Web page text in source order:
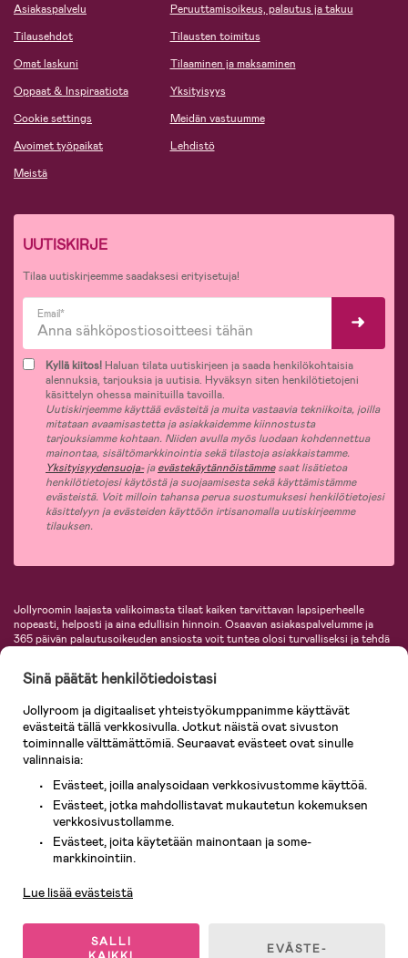
Asiakaspalvelu
Tilausehdot
Omat laskuni
Oppaat & Inspiraatiota
Cookie settings
Avoimet työpaikat
Meistä
Peruuttamisoikeus, palautus ja takuu
Tilausten toimitus
Tilaaminen ja maksaminen
Yksityisyys
Meidän vastuumme
Lehdistö
UUTISKIRJE
Tilaa uutiskirjeemme saadaksesi erityisetuja!
Email*
Kyllä kiitos! Haluan tilata uutiskirjeen ja saada henkilökohtaisia
alennuksia, tarjouksia ja uutisia. Hyväksyn siten henkilötietojeni
käsittelyn ohessa mainituilla tavoilla.
Uutiskirjeemme käyttää evästeitä ja muita vastaavia tekniikoita, joilla
mitataan avaamisastetta ja asiakkaidemme kiinnostusta
tarjouksiamme kohtaan. Niiden avulla myös luodaan kohdennettua
mainontaa, sisältömarkkinointia sekä tilastoja asiakkaistamme.
Yksityisyydensuoja-jaevästekäytännöistämmesaat lisätietoa
henkilötietojesi käytöstä ja suojaamisesta sekä käyttämistämme
evästeistä. Voit milloin tahansa perua suostumuksesi henkilötietojesi
käsittelyyn ja evästeiden käyttöön irtisanomalla uutiskirjeemme
tilauksen.
Jollyroomin laajasta valikoimasta tilaat kaiken tarvittavan lapsiperheelle
nopeasti, helposti ja aina edullisin hinnoin. Osaavan asiakaspalvelumme ja
365 päivän palautusoikeuden ansiosta voit tuntea olosi turvalliseksi ja tehdä
lastentarvikkeita sekä paljon muuta. Meiltä löydät lukuisia tunnettuja
KidKraft, Ergobaby, Philips Avent, Neonate, Cybex, LEGO ja monia muita!
Tervetuloa shoppailemaan Pohjoismaiden suurimpaan lastentarvikkeiden
verkkokauppaan!
Sinä päätät henkilötiedoistasi
Jollyroom ja digitaaliset yhteistyökumppanimme käyttävät
evästeitä tällä verkkosivulla. Jotkut näistä ovat sivuston
toiminnalle välttämättömiä. Seuraavat evästeet ovat sinulle
valinnaisia:
Evästeet, joilla analysoidaan verkkosivustomme käyttöä.
Evästeet, jotka mahdollistavat mukautetun kokemuksen
verkkosivustollamme.
Evästeet, joita käytetään mainontaan ja some-
markkinointiin.
Lue lisää evästeistä
SALLI
EVÄSTE-